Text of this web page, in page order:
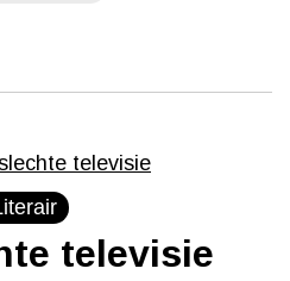
televisie